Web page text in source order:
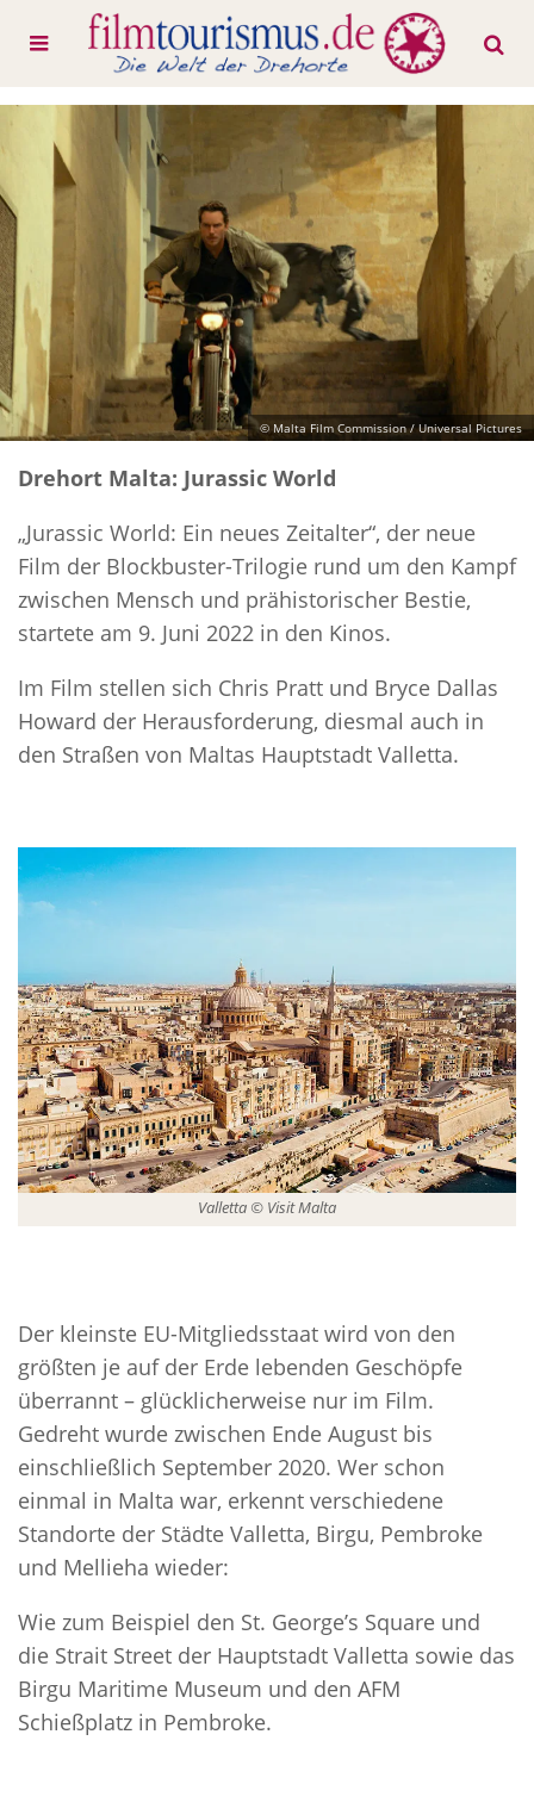
© Malta Film Commission / Universal Pictures
Drehort Malta: Jurassic World
„Jurassic World: Ein neues Zeitalter“, der neue
Film der Blockbuster-Trilogie rund um den Kampf
zwischen Mensch und prähistorischer Bestie,
startete am 9. Juni 2022 in den Kinos.
Im Film stellen sich Chris Pratt und Bryce Dallas
Howard der Herausforderung, diesmal auch in
den Straßen von Maltas Hauptstadt Valletta.
Valletta © Visit Malta
Der kleinste EU-Mitgliedsstaat wird von den
größten je auf der Erde lebenden Geschöpfe
überrannt – glücklicherweise nur im Film.
Gedreht wurde zwischen Ende August bis
einschließlich September 2020. Wer schon
einmal in Malta war, erkennt verschiedene
Standorte der Städte Valletta, Birgu, Pembroke
und Mellieha wieder:
Wie zum Beispiel den St. George’s Square und
die Strait Street der Hauptstadt Valletta sowie das
Birgu Maritime Museum und den AFM
Schießplatz in Pembroke.